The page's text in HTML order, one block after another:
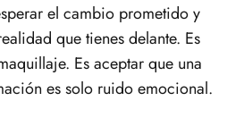
el cambio prometido y
que tienes delante. Es
Es aceptar que una
es solo ruido emocional.